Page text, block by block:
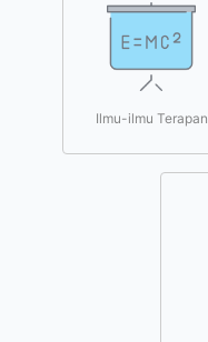
Ilmu-ilmu Terapan